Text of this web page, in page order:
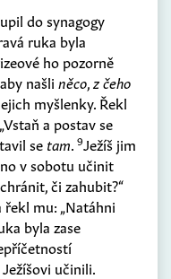
do synagogy
ruka byla
ho pozorně
našli něco,z čeho
myšlenky. Řekl
a postav se
se tam. 9Ježíš jim
v sobotu učinit
či zahubit?“
řekl mu: „Natáhni
byla zase
učinili.